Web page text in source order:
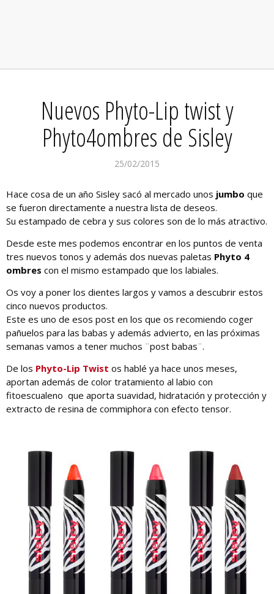
Nuevos Phyto-Lip twist y
Phyto4ombres de Sisley
25/02/2015
Hace cosa de un año Sisley sacó al mercado unos jumbo que
se fueron directamente a nuestra lista de deseos.
Su estampado de cebra y sus colores son de lo más atractivo.
Desde este mes podemos encontrar en los puntos de venta
tres nuevos tonos y además dos nuevas paletas Phyto 4
ombres con el mismo estampado que los labiales.
Os voy a poner los dientes largos y vamos a descubrir estos
cinco nuevos productos.
Este es uno de esos post en los que os recomiendo coger
pañuelos para las babas y además advierto, en las próximas
semanas vamos a tener muchos ¨post babas¨.
De los Phyto-Lip Twist os hablé ya hace unos meses,
aportan además de color tratamiento al labio con
fitoescualeno que aporta suavidad, hidratación y protección y
extracto de resina de commiphora con efecto tensor.